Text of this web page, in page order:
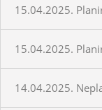
15.04.2025.
15.04.2025.
14.04.2025.